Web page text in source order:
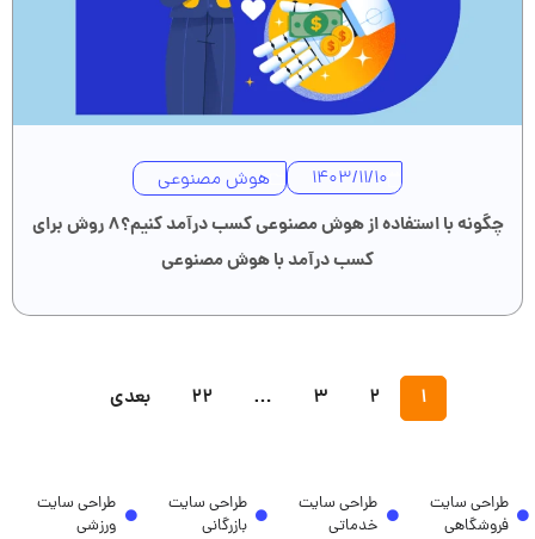
1403/11/10
هوش مصنوعی
چگونه با استفاده از هوش مصنوعی کسب درآمد کنیم؟۸ روش برای
کسب درآمد با هوش مصنوعی
1
2
3
…
22 بعدی
طراحی سایت
فروشگاهی
طراحی سایت
خدماتی
طراحی سایت
بازرگانی
طراحی سایت
ورزشی